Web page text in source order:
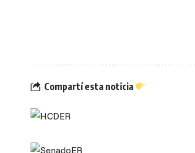
Compartí esta noticia